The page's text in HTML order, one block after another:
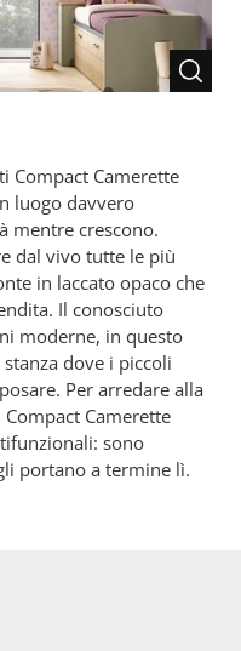
Compact Camerette
luogo davvero
mentre crescono.
dal vivo tutte le più
in laccato opaco che
Il conosciuto
moderne, in questo
dove i piccoli
Per arredare alla
Camerette
sono
portano a termine lì.